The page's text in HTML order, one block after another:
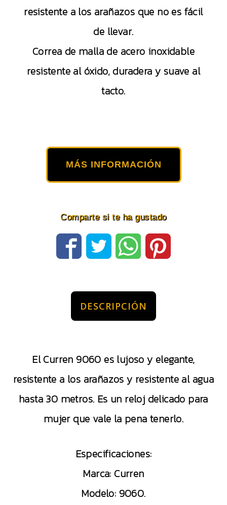
resistente a los arañazos que no es fácil
de llevar.
Correa de malla de acero inoxidable
resistente al óxido, duradera y suave al
tacto.
MÁS INFORMACIÓN
Comparte si te ha gustado
DESCRIPCIÓN
El Curren 9060 es lujoso y elegante,
resistente a los arañazos y resistente al agua
hasta 30 metros. Es un reloj delicado para
mujer que vale la pena tenerlo.
Especificaciones:
Marca: Curren
Modelo: 9060.